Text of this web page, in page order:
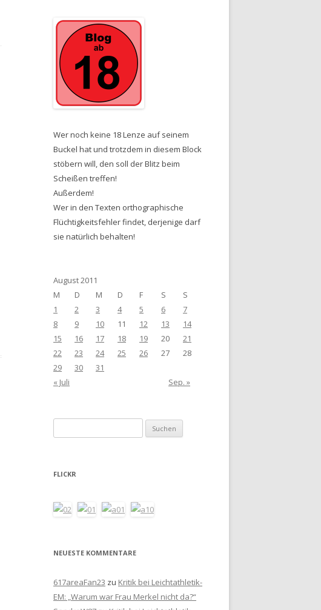
Wer noch keine 18 Lenze auf seinem
Buckel hat und trotzdem in diesem Block
stöbern will, den soll der Blitz beim
Scheißen treffen!
Außerdem!
Wer in den Texten orthographische
Flüchtigkeitsfehler findet, derjenige darf
sie natürlich behalten!
August 2011
M
D M D F S
S
1
2 3 4 5 6
7
8
9 10 11 12 13
14
15
16 17 18 19 20
21
22
23 24 25 26 27
28
29
30
31
« Juli
Sep. »
nach:
FLICKR
NEUESTE KOMMENTARE
617areaFan23 zu Kritik bei Leichtathletik-
EM: „Warum war Frau Merkel nicht da?“